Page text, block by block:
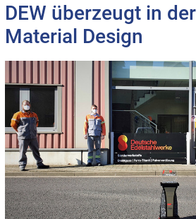
DEW überzeugt in
Material Design